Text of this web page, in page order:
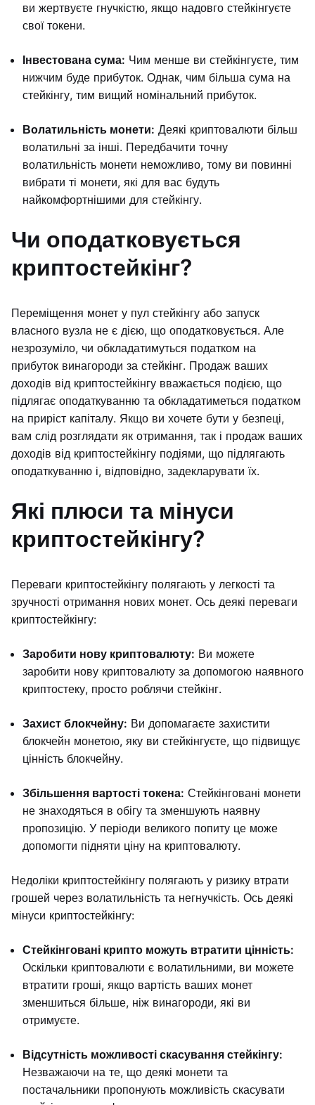
ви жертвуєте гнучкістю, якщо надовго стейкінгуєте
свої токени.
Інвестована сума: Чим менше ви стейкінгуєте, тим
нижчим буде прибуток. Однак, чим більша сума на
стейкінгу, тим вищий номінальний прибуток.
Волатильність монети: Деякі криптовалюти більш
волатильні за інші. Передбачити точну
волатильність монети неможливо, тому ви повинні
вибрати ті монети, які для вас будуть
найкомфортнішими для стейкінгу.
Чи оподатковується
криптостейкінг?
Переміщення монет у пул стейкінгу або запуск
власного вузла не є дією, що оподатковується. Але
незрозуміло, чи обкладатимуться податком на
прибуток винагороди за стейкінг. Продаж ваших
доходів від криптостейкінгу вважається подією, що
підлягає оподаткуванню та обкладатиметься податком
на приріст капіталу. Якщо ви хочете бути у безпеці,
вам слід розглядати як отримання, так і продаж ваших
доходів від криптостейкінгу подіями, що підлягають
оподаткуванню і, відповідно, задекларувати їх.
Які плюси та мінуси
криптостейкінгу?
Переваги криптостейкінгу полягають у легкості та
зручності отримання нових монет. Ось деякі переваги
криптостейкінгу:
Заробити нову криптовалюту: Ви можете
заробити нову криптовалюту за допомогою наявного
криптостеку, просто роблячи стейкінг.
Захист блокчейну: Ви допомагаєте захистити
блокчейн монетою, яку ви стейкінгуєте, що підвищує
цінність блокчейну.
Збільшення вартості токена: Стейкінговані монети
не знаходяться в обігу та зменшують наявну
пропозицію. У періоди великого попиту це може
допомогти підняти ціну на криптовалюту.
Недоліки криптостейкінгу полягають у ризику втрати
грошей через волатильність та негнучкість. Ось деякі
мінуси криптостейкінгу:
Стейкінговані крипто можуть втратити цінність:
Оскільки криптовалюти є волатильними, ви можете
втратити гроші, якщо вартість ваших монет
зменшиться більше, ніж винагороди, які ви
отримуєте.
Відсутність можливості скасування стейкінгу:
Незважаючи на те, що деякі монети та
постачальники пропонують можливість скасувати